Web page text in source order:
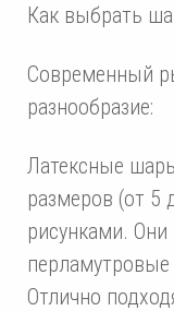
Как выбрать
Современный
разнообразие:
Латексные
размеров (от
рисунками.
Отлично